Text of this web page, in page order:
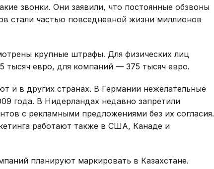
звонки. Они заявили, что постоянные обзвоны
стали частью повседневной жизни миллионов
крупные штрафы. Для физических лиц
тысяч евро, для компаний — 375 тысяч евро.
и в других странах. В Германии нежелательные
года. В Нидерландах недавно запретили
с рекламными предложениями без их согласия.
работают также в США, Канаде и
планируют маркировать в Казахстане.